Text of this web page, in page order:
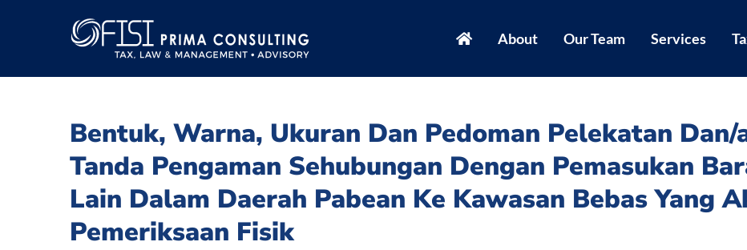
About Our Team Services
Bentuk, Warna, Ukuran Dan Pedoman Pelekatan Dan/
Tanda Pengaman Sehubungan Dengan Pemasukan
Lain Dalam Daerah Pabean Ke Kawasan Bebas Yang
Pemeriksaan Fisik